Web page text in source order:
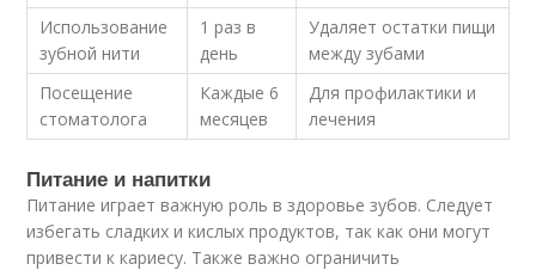
Использование
зубной нити
1 раз в
день
Удаляет остатки пищи
между зубами
Посещение
стоматолога
Каждые 6
месяцев
Для профилактики и
лечения
Питание и напитки
Питание играет важную роль в здоровье зубов. Следует
избегать сладких и кислых продуктов, так как они могут
привести к кариесу. Также важно ограничить